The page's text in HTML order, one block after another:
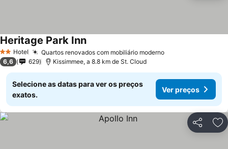
2 Estrelas
Hotel Quartos renovados com mobiliário modernoVer preços
Heritage Park InnVer preços
6,6 629 Kissimmee, a 8.8 km de St. Cloud
Selecione as datas para ver os preços
exatos.
Ver preços
Partilhar